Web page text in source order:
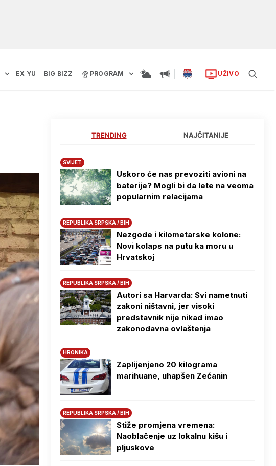
EX YU BIG BIZZ PROGRAM UŽIVO
TRENDING NAJČITANIJE
SVIJET
Uskoro će nas prevoziti avioni na
baterije? Mogli bi da lete na veoma
popularnim relacijama
REPUBLIKA SRPSKA / BIH
Nezgode i kilometarske kolone:
Novi kolaps na putu ka moru u
Hrvatskoj
REPUBLIKA SRPSKA / BIH
Autori sa Harvarda: Svi nametnuti
zakoni ništavni, jer visoki
predstavnik nije nikad imao
zakonodavna ovlaštenja
HRONIKA
Zaplijenjeno 20 kilograma
marihuane, uhapšen Zećanin
REPUBLIKA SRPSKA / BIH
Stiže promjena vremena:
Naoblačenje uz lokalnu kišu i
pljuskove